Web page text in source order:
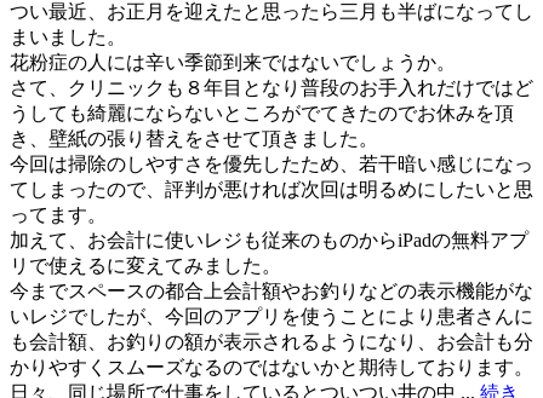
つい最近、お正月を迎えたと思ったら三月も半ばになってし
まいました。
花粉症の人には辛い季節到来ではないでしょうか。
さて、クリニックも８年目となり普段のお手入れだけではど
うしても綺麗にならないところがでてきたのでお休みを頂
き、壁紙の張り替えをさせて頂きました。
今回は掃除のしやすさを優先したため、若干暗い感じになっ
てしまったので、評判が悪ければ次回は明るめにしたいと思
ってます。
加えて、お会計に使いレジも従来のものからiPadの無料アプ
リで使えるに変えてみました。
今までスペースの都合上会計額やお釣りなどの表示機能がな
いレジでしたが、今回のアプリを使うことにより患者さんに
も会計額、お釣りの額が表示されるようになり、お会計も分
かりやすくスムーズなるのではないかと期待しております。
日々、同じ場所で仕事をしているとついつい井の中 ... 続き